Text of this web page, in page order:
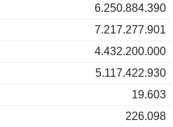
6.250.884.390
7.217.277.901
4.432.200.000
5.117.422.930
19.603
226.098